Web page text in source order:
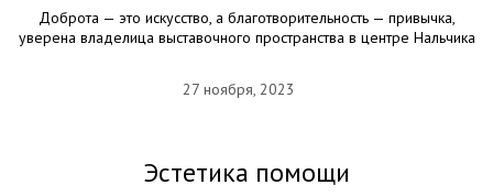
Доброта — это искусство, а благотворительность — привычка,
уверена владелица выставочного пространства в центре Нальчика
27 ноября, 2023
Эстетика помощи